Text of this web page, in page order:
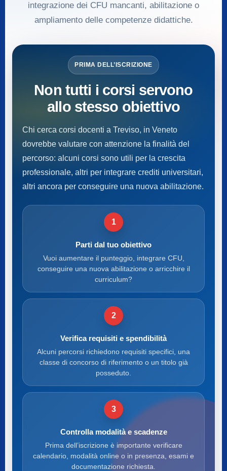
integrazione dei CFU mancanti, abilitazione o
ampliamento delle competenze didattiche.
PRIMA DELL’ISCRIZIONE
Non tutti i corsi servono
allo stesso obiettivo
Chi cerca corsi docenti a Treviso, in Veneto
dovrebbe valutare con attenzione la finalità del
percorso: alcuni corsi sono utili per la crescita
professionale, altri per integrare crediti universitari,
altri ancora per conseguire una nuova abilitazione.
1
Parti dal tuo obiettivo
Vuoi aumentare il punteggio, integrare CFU,
conseguire una nuova abilitazione o arricchire il
curriculum?
2
Verifica requisiti e spendibilità
Alcuni percorsi richiedono requisiti specifici, una
classe di concorso di riferimento o un titolo già
posseduto.
3
Controlla modalità e scadenze
Prima dell’iscrizione è importante verificare
calendario, modalità online o in presenza, esami e
documentazione richiesta.